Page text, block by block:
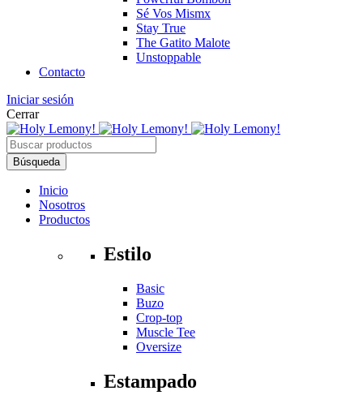
Sé Vos Mismx
Stay True
The Gatito Malote
Unstoppable
Contacto
Iniciar sesión
Cerrar
Inicio
Nosotros
Productos
Estilo
Basic
Buzo
Crop-top
Muscle Tee
Oversize
Estampado